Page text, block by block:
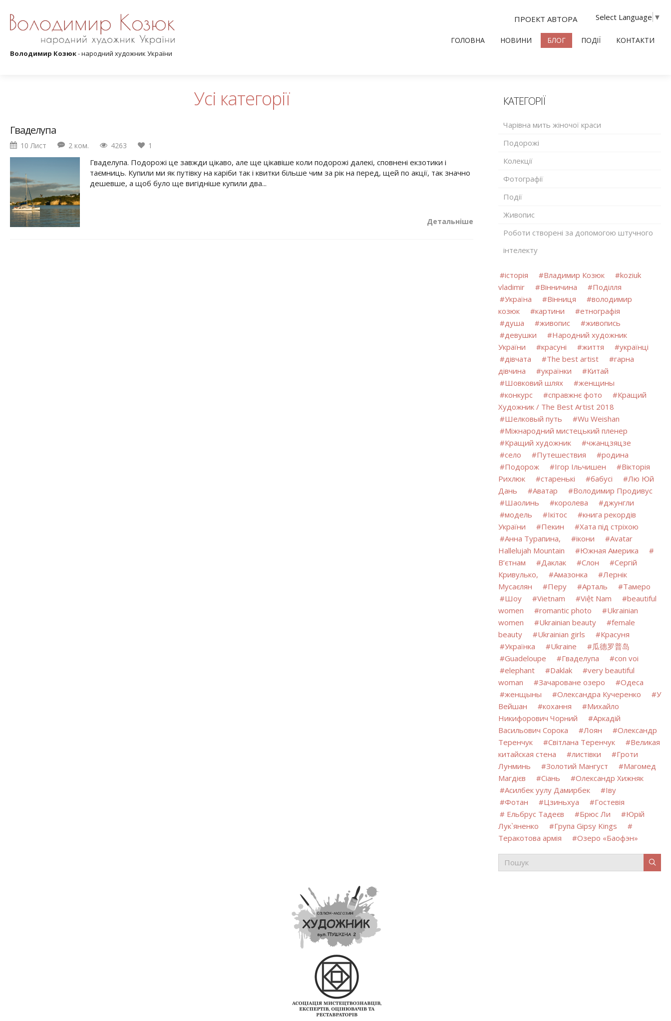
ПРОЕКТ АВТОРА Select Language ▼
Володимир Козюк- народний художник України
ГОЛОВНА НОВИНИ БЛОГ ПОДІЇ КОНТАКТИ
Усі категорії
Гваделупа
10 Лист 2 ком. 4263 1
Гваделупа. Подорожі це завжди цікаво, але ще цікавіше коли подорожі далекі, сповнені екзотики і
таємниць. Купили ми як путівку на каріби так і квитки більше чим за рік на перед, щей по акції, так значно
дешевше, а щоб було ще вигідніше купили два...
Детальніше
КАТЕГОРІЇ
Чарівна мить жіночої краси
Подорожі
Колекції
Фотографії
Події
Живопис
Роботи створені за допомогою штучного
інтелекту
історія Владимир Козюк
koziuk
vladimir
Вінничина
Поділля
Україна
Вінниця
володимир
козюк
картини
етнографія
душа
живопис
живопись
девушки
Народний художник
України
красуні життя
українці
дівчата
The best artist
гарна
дівчина
українки
Китай
Шовковий шлях
женщины
конкурс
справжнє фото
Кращий
Художник / The Best Artist 2018
Шелковый путь
Wu Weishan
Міжнародний мистецький пленер
Кращий художник
чжанцзяцзе
село
Путешествия
родина
Подорож
Ігор Ільчишен
Вікторія
Рихлюк
старенькі бабусі
Лю Юй
Дань
Аватар
Володимир Продивус
Шаолинь
королева
джунгли
модель
Ікітос
книга рекордів
України
Пекин
Хата під стріхою
Анна Турапина,
ікони
Avatar
Hallelujah Mountain
Южная Америка
В’єтнам
Даклак Слон
Сергій
Кривулько,
Амазонка
Лернік
Мусаєлян
Перу Арталь
Тамеро
Шоу
Vietnam Việt Nam
beautiful
women
romantic photo
Ukrainian
women
Ukrainian beauty
female
beauty
Ukrainian girls
Красуня
Українка
Ukraine
瓜德罗普岛
Guadeloupe
Гваделупа
con voi
elephant
Daklak
very beautiful
woman
Зачароване озеро
Одеса
женщыны
Олександра Кучеренко
У
Вейшан
кохання
Михайло
Никифорович Чорний
Аркадій
Васильович Сорока
Лоян
Олександр
Теренчук
Світлана Теренчук
Великая
китайская стена
листівки
Гроти
Лунминь
Золотий Мангуст
Магомед
Магдієв
Сіань
Олександр Хижняк
Асилбек уулу Дамирбек
Іву
Фотан
Цзиньхуа
Гостевія
Ельбрус Тадеєв
Брюс Ли
Юрій
Лук`яненко
Група Gipsy Kings
Теракотова армія
Озеро «Баофэн»